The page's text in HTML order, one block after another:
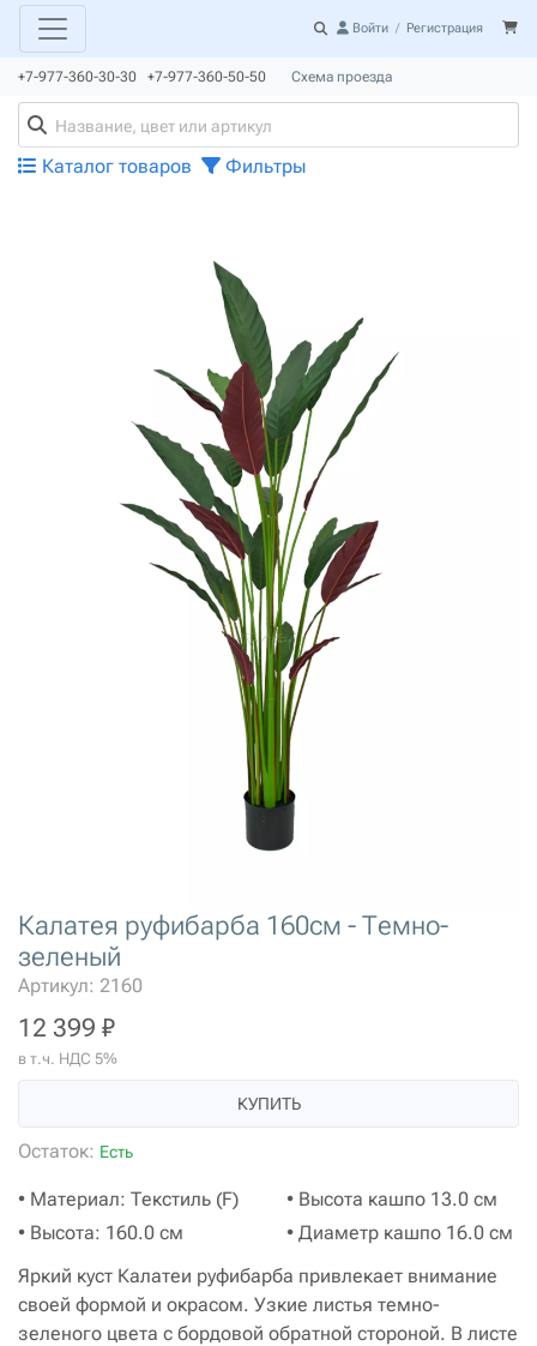
Войти / Регистрация
+7-977-360-30-30 +7-977-360-50-50 Схема проезда
Каталог товаров Фильтры
Калатея руфибарба 160см - Темно-
зеленый
Артикул: 2160
12 399 ₽
в т.ч. НДС 5%
КУПИТЬ
Остаток: Есть
• Материал: Текстиль (F)
• Высота: 160.0 см
• Высота кашпо 13.0 см
• Диаметр кашпо 16.0 см
Яркий куст Калатеи руфибарба привлекает внимание
своей формой и окрасом. Узкие листья темно-
зеленого цвета с бордовой обратной стороной. В листе